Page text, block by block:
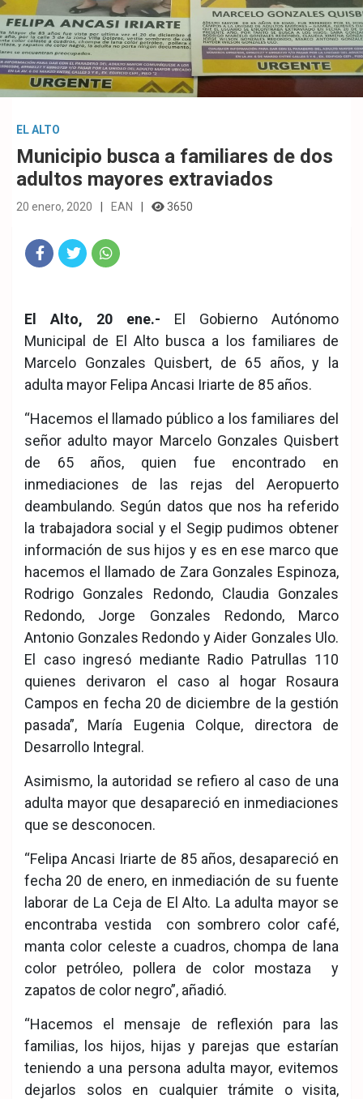
EL ALTO
Municipio busca a familiares de dos
adultos mayores extraviados
20 enero, 2020 EAN 3650
eb
ook
ter
tsA
pp
El Alto, 20 ene.- El Gobierno Autónomo
Municipal de El Alto busca a los familiares de
Marcelo Gonzales Quisbert, de 65 años, y la
adulta mayor Felipa Ancasi Iriarte de 85 años.
“Hacemos el llamado público a los familiares del
señor adulto mayor Marcelo Gonzales Quisbert
de 65 años, quien fue encontrado en
inmediaciones de las rejas del Aeropuerto
deambulando. Según datos que nos ha referido
la trabajadora social y el Segip pudimos obtener
información de sus hijos y es en ese marco que
hacemos el llamado de Zara Gonzales Espinoza,
Rodrigo Gonzales Redondo, Claudia Gonzales
Redondo, Jorge Gonzales Redondo, Marco
Antonio Gonzales Redondo y Aider Gonzales Ulo.
El caso ingresó mediante Radio Patrullas 110
quienes derivaron el caso al hogar Rosaura
Campos en fecha 20 de diciembre de la gestión
pasada”, María Eugenia Colque, directora de
Desarrollo Integral.
Asimismo, la autoridad se refiero al caso de una
adulta mayor que desapareció en inmediaciones
que se desconocen.
“Felipa Ancasi Iriarte de 85 años, desapareció en
fecha 20 de enero, en inmediación de su fuente
laborar de La Ceja de El Alto. La adulta mayor se
encontraba vestida con sombrero color café,
manta color celeste a cuadros, chompa de lana
color petróleo, pollera de color mostaza y
zapatos de color negro”, añadió.
“Hacemos el mensaje de reflexión para las
familias, los hijos, hijas y parejas que estarían
teniendo a una persona adulta mayor, evitemos
dejarlos solos en cualquier trámite o visita,